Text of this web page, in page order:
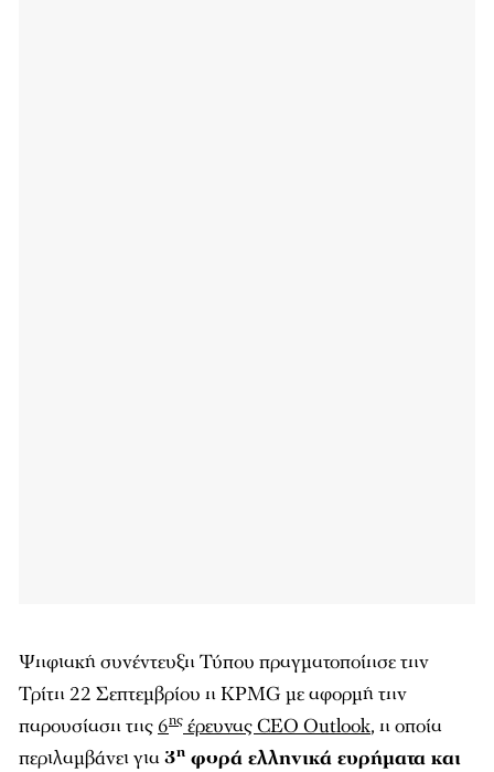
Ψηφιακή συνέντευξη Τύπου πραγματοποίησε την
Τρίτη 22 Σεπτεμβρίου η KPMG με αφορμή την
παρουσίαση της 6ης έρευνας CEO Outlook, η οποία
περιλαμβάνει για3η φορά ελληνικά ευρήματα και